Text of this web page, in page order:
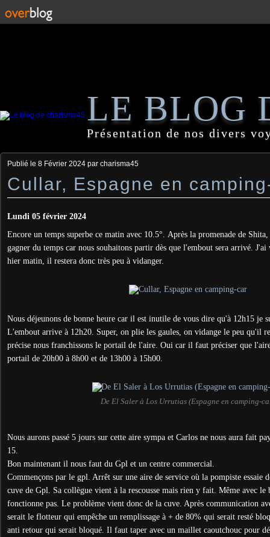
LE BLOG
Présentation de nos divers
Publié le 8 Février 2024 par charisma45
Cullar, Espagne en
Lundi 05 février 2024
Encore un temps superbe ce matin avec 10.5°. Après la promenade de
gagner du temps car nous souhaitons partir dès que l'embout sera arrivé.
hier matin, il restera donc très peu à vidanger.
Nous déjeunons de bonne heure car il est inutile de vous dire qu'à 12h15 je
L'embout arrive à 12h20. Super, on plie les gaules, on vidange le peu qu'il
précise nous franchissons le portail de l'aire. Oui car il faut préciser que
portail de 20h00 à 8h00 et de 13h00 à 15h00.
De El Saler à Los Urrutias (Espagne en camping-
Nous aurons passé 5 jours sur cette aire sympa et Carlos ne nous aura fait
15.
Bon maintenant il nous faut du Gpl et un centre commercial.
Commençons par le gpl. Arrêt sur une aire de service où la pompiste essaie
cuve de Gpl. Sa collègue vient à la rescousse mais rien y fait. Même avec le
fonctionne pas. Le problème vient donc de la cuve. Après communication
serait le flotteur qui empêche un remplissage à + de 80% qui serait resté
anti retour qui serait bloqué. Il faut taper avec un maillet caoutchouc pour